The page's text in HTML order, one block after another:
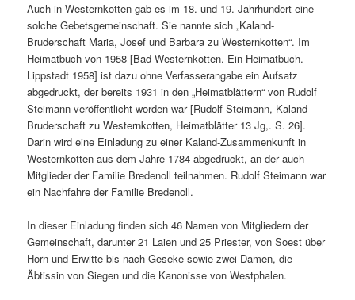
Auch in Westernkotten gab es im 18. und 19. Jahrhundert eine
solche Gebetsgemeinschaft. Sie nannte sich „Kaland-
Bruderschaft Maria, Josef und Barbara zu Westernkotten“. Im
Heimatbuch von 1958 [Bad Westernkotten. Ein Heimatbuch.
Lippstadt 1958] ist dazu ohne Verfasserangabe ein Aufsatz
abgedruckt, der bereits 1931 in den „Heimatblättern“ von Rudolf
Steimann veröffentlicht worden war [Rudolf Steimann, Kaland-
Bruderschaft zu Westernkotten, Heimatblätter 13 Jg,. S. 26].
Darin wird eine Einladung zu einer Kaland-Zusammenkunft in
Westernkotten aus dem Jahre 1784 abgedruckt, an der auch
Mitglieder der Familie Bredenoll teilnahmen. Rudolf Steimann war
ein Nachfahre der Familie Bredenoll.
In dieser Einladung finden sich 46 Namen von Mitgliedern der
Gemeinschaft, darunter 21 Laien und 25 Priester, von Soest über
Horn und Erwitte bis nach Geseke sowie zwei Damen, die
Äbtissin von Siegen und die Kanonisse von Westphalen.